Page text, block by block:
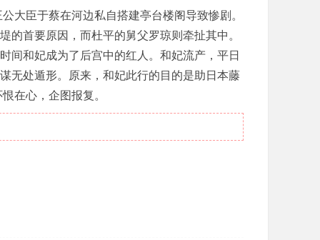
臣于蔡在河边私自搭建亭台楼阁导致惨剧。
的首要原因，而杜平的舅父罗琼则牵扯其中。
和妃成为了后宫中的红人。和妃流产，平日
无处遁形。原来，和妃此行的目的是助日本藤
在心，企图报复。